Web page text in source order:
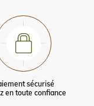
sécurisé
en toute confiance